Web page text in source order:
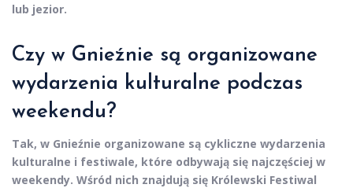
lub jezior.
Czy w Gnieźnie są organizowane
wydarzenia kulturalne podczas
weekendu?
Tak, w Gnieźnie organizowane są cykliczne wydarzenia
kulturalne i festiwale, które odbywają się najczęściej w
weekendy. Wśród nich znajdują się Królewski Festiwal